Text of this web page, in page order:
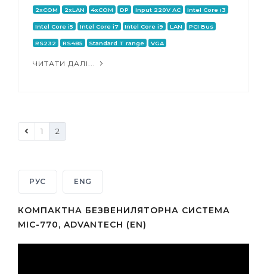
2xCOM 2xLAN 4xCOM DP Input 220V AC Intel Core i3
Intel Core i5 Intel Core i7 Intel Core i9 LAN PCI Bus
RS232 RS485 Standard T range VGA
ЧИТАТИ ДАЛІ...
1 2
РУС ENG
КОМПАКТНА БЕЗВЕНИЛЯТОРНА СИСТЕМА
MIC-770, ADVANTECH (EN)